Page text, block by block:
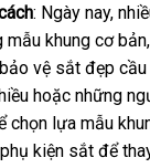
: Ngày nay,
mẫu khung cơ
vệ sắt đẹp
hoặc những
chọn lựa mẫu
kiện sắt để